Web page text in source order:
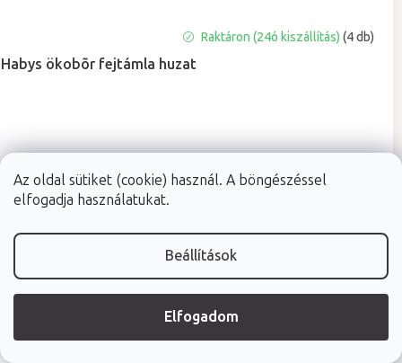
Az oldal sütiket (cookie) használ. A böngészéssel
elfogadja használatukat.
Beállítások
Elfogadom
Habys ökobõr fejtámla huzat
termék
átlagos
csillag.
Raktáron (24ó kiszállítás)(4 db)
9 000 Ft